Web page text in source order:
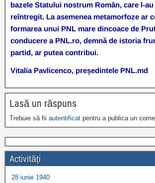
bazele Statului nostrum Român, care l-
reîntregit. La asemenea metamorfoze ar
formarea unui PNL mare dincoace de
conducere a PNL.ro, demnă de istoria
partid, ar putea contribui.
Vitalia Pavlicenco, președintele PNL.md
Lasă un răspuns
Trebuie să fii autentificat pentru a publica un
Activități
28 iunie 1940